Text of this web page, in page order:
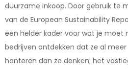
duurzame inkoop. Door gebruik te
van de European Sustainability
een helder kader voor wat je moet
bedrijven ontdekken dat ze al
hanteren dan ze denken; het